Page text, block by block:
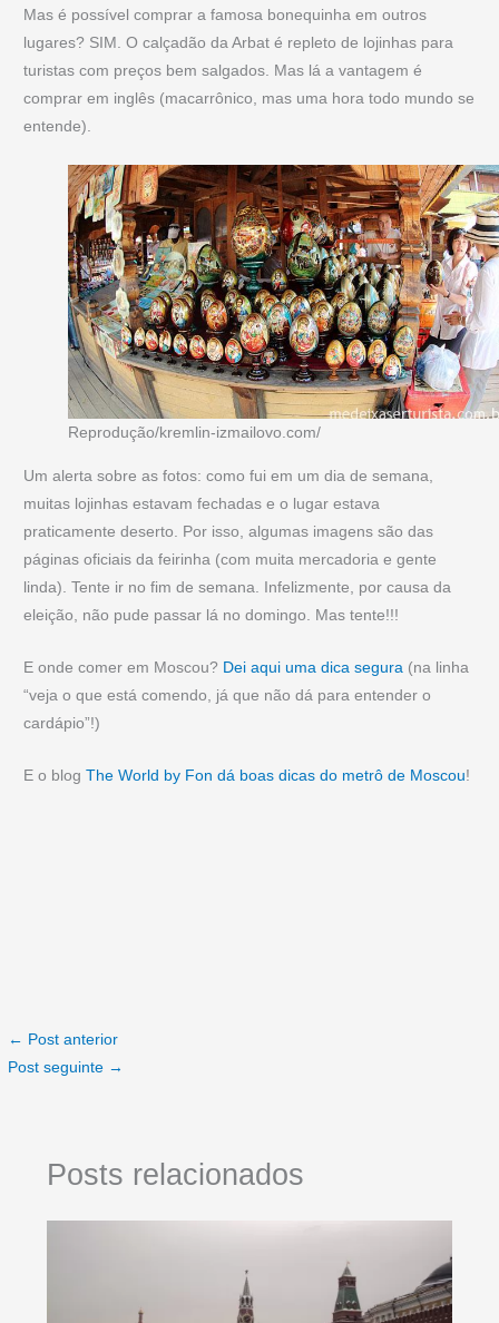
Mas é possível comprar a famosa bonequinha em outros
lugares? SIM. O calçadão da Arbat é repleto de lojinhas para
turistas com preços bem salgados. Mas lá a vantagem é
comprar em inglês (macarrônico, mas uma hora todo mundo se
entende).
Reprodução/kremlin-izmailovo.com/
Um alerta sobre as fotos: como fui em um dia de semana,
muitas lojinhas estavam fechadas e o lugar estava
praticamente deserto. Por isso, algumas imagens são das
páginas oficiais da feirinha (com muita mercadoria e gente
linda). Tente ir no fim de semana. Infelizmente, por causa da
eleição, não pude passar lá no domingo. Mas tente!!!
E onde comer em Moscou? Dei aqui uma dica segura (na linha
“veja o que está comendo, já que não dá para entender o
cardápio”!)
E o blog The World by Fon dá boas dicas do metrô de Moscou!
← Post anterior
Post seguinte →
Posts relacionados